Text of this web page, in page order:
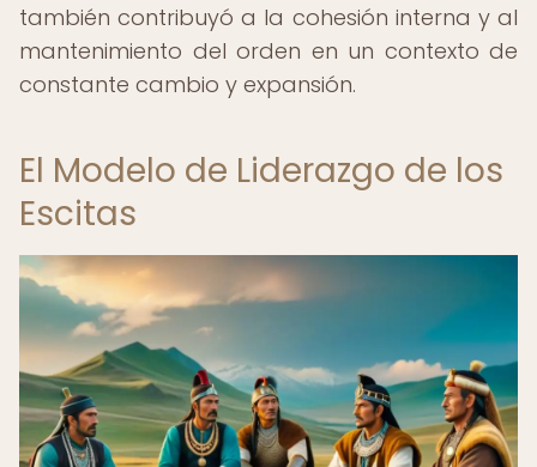
también contribuyó a la cohesión interna y al
mantenimiento del orden en un contexto de
constante cambio y expansión.
El Modelo de Liderazgo de los
Escitas